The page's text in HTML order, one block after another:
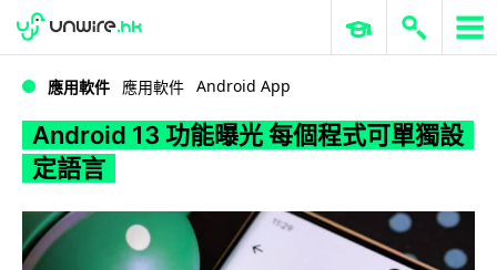
WWDC 2026 ERP 與商業 AI
應用軟件 應用軟件 Android App
Android 13 功能曝光 每個程式可單獨設
定語言